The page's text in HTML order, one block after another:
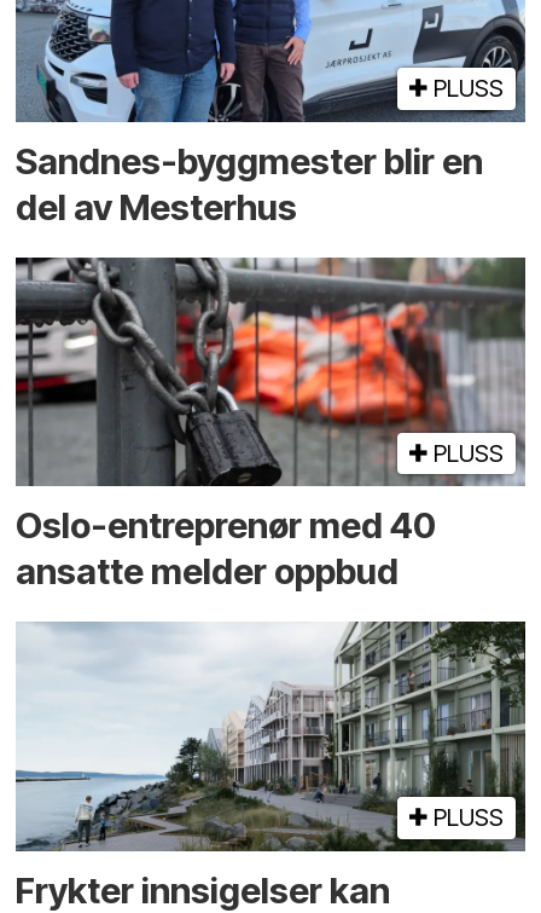
PLUSS
Sandnes-byggmester blir en
del av Mesterhus
PLUSS
Oslo-entreprenør med 40
ansatte melder oppbud
PLUSS
Frykter innsigelser kan